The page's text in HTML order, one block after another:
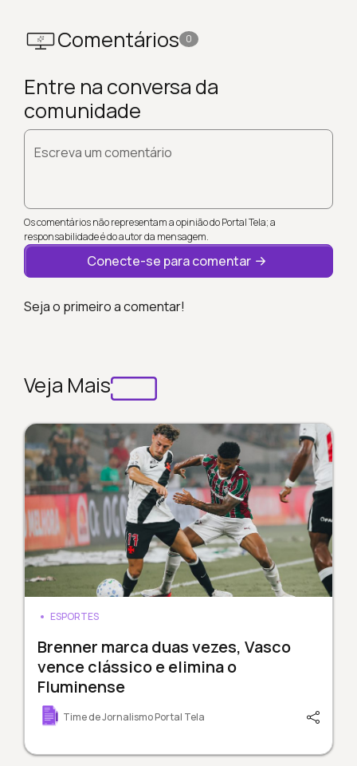
Comentários 0
Entre na conversa da
comunidade
Escreva um comentário
Os comentários não representam a opinião do Portal Tela; a
responsabilidade é do autor da mensagem.
Conecte-se para comentar
Seja o primeiro a comentar!
Veja Mais
ESPORTES
Brenner marca duas vezes, Vasco
vence clássico e elimina o
Fluminense
Time de Jornalismo Portal Tela